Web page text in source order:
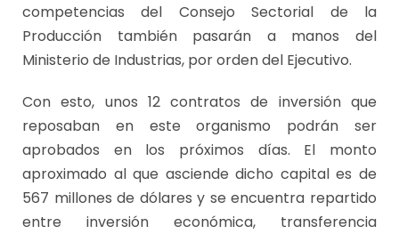
competencias del Consejo Sectorial de la
Producción también pasarán a manos del
Ministerio de Industrias, por orden del Ejecutivo.
Con esto, unos 12 contratos de inversión que
reposaban en este organismo podrán ser
aprobados en los próximos días. El monto
aproximado al que asciende dicho capital es de
567 millones de dólares y se encuentra repartido
entre inversión económica, transferencia